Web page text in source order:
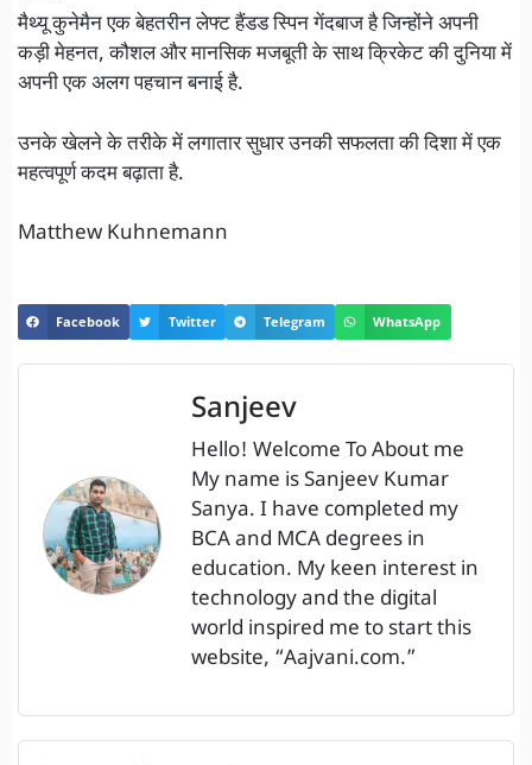
मैथ्यू कुनेमैन एक बेहतरीन लेफ्ट हैंडड स्पिन गेंदबाज है जिन्होंने अपनी
कड़ी मेहनत, कौशल और मानसिक मजबूती के साथ क्रिकेट की दुनिया में
अपनी एक अलग पहचान बनाई है.
उनके खेलने के तरीके में लगातार सुधार उनकी सफलता की दिशा में एक
महत्वपूर्ण कदम बढ़ाता है.
Matthew Kuhnemann
Facebook Twitter Telegram WhatsApp
Sanjeev
Hello! Welcome To About me
My name is Sanjeev Kumar
Sanya. I have completed my
BCA and MCA degrees in
education. My keen interest in
technology and the digital
world inspired me to start this
website, “Aajvani.com.”